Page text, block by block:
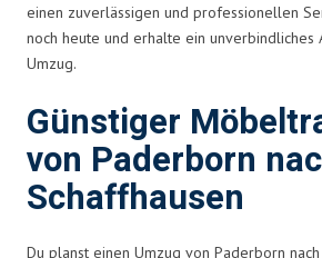
einen zuverlässigen und professionellen
noch heute und erhalte ein unverbindliches
Umzug.
Günstiger
von Paderborn
Schaffhausen
Du planst einen Umzug von Paderborn